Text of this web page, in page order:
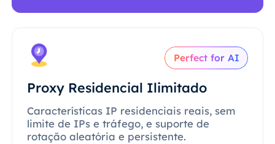
Perfect for AI
Proxy Residencial Ilimitado
Características IP residenciais reais, sem
limite de IPs e tráfego, e suporte de
rotação aleatória e persistente.